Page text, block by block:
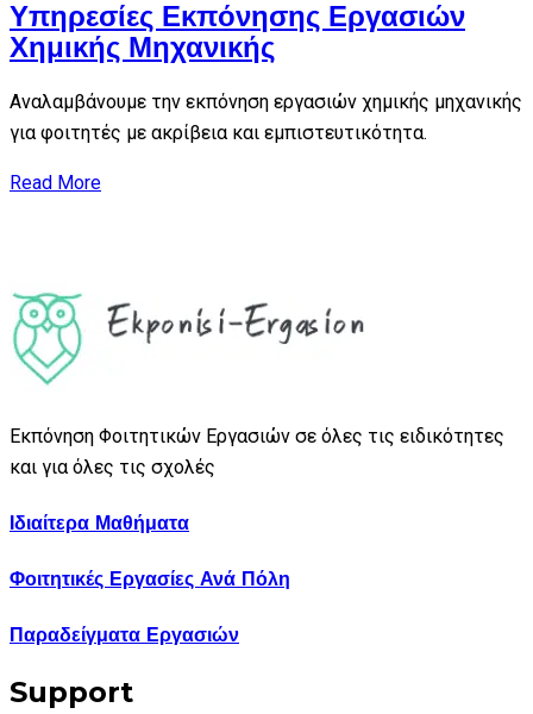
Υπηρεσίες Εκπόνησης Εργασιών
Χημικής Μηχανικής
Αναλαμβάνουμε την εκπόνηση εργασιών χημικής μηχανικής
για φοιτητές με ακρίβεια και εμπιστευτικότητα.
Read More
Εκπόνηση Φοιτητικών Εργασιών σε όλες τις ειδικότητες
και για όλες τις σχολές
Ιδιαίτερα Μαθήματα
Φοιτητικές Εργασίες Ανά Πόλη
Παραδείγματα Εργασιών
Support